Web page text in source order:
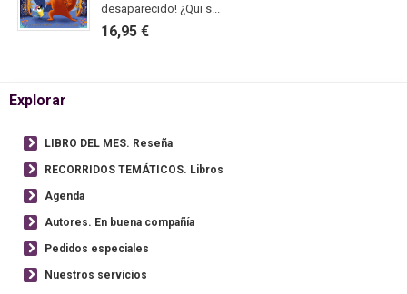
desaparecido! ¿Qui s...
16,95 €
Explorar
LIBRO DEL MES. Reseña
RECORRIDOS TEMÁTICOS. Libros
Agenda
Autores. En buena compañía
Pedidos especiales
Nuestros servicios